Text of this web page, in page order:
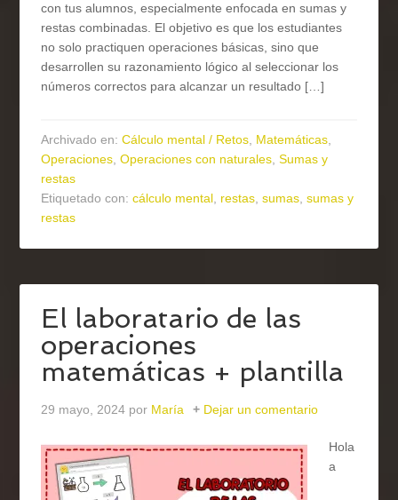
con tus alumnos, especialmente enfocada en sumas y
restas combinadas. El objetivo es que los estudiantes
no solo practiquen operaciones básicas, sino que
desarrollen su razonamiento lógico al seleccionar los
números correctos para alcanzar un resultado […]
Archivado en:Cálculo mental / Retos, Matemáticas,
Operaciones,Operaciones con naturales,Sumas y
restas
Etiquetado con:cálculo mental, restas,sumas,sumas y
restas
El laboratario de las
operaciones
matemáticas + plantilla
29 mayo, 2024 por María Dejar un comentario
Hola
a